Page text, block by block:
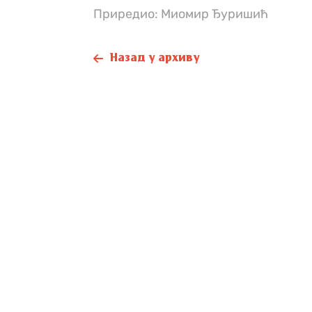
Приредио: Миомир Ђуришић
Назад у архиву